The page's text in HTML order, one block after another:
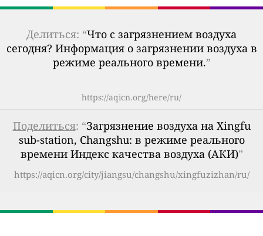
Делиться: “Что с загрязнением воздуха
сегодня? Информация о загрязнении воздуха в
режиме реального времени.”
https://aqicn.org/here/ru/
Поделиться: “Загрязнение воздуха на Xingfu
sub-station, Changshu: в режиме реального
времени Индекс качества воздуха (АКИ)”
https://aqicn.org/city/jiangsu/changshu/xingfuzizhan/ru/